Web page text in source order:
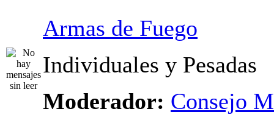
Armas de Fuego
Individuales y Pesadas
Moderador: Consejo